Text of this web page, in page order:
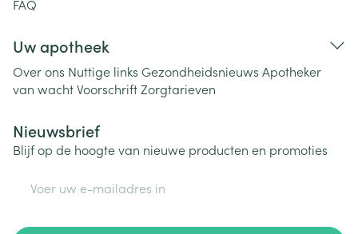
FAQ
Uw apotheek
Over ons Nuttige links Gezondheidsnieuws Apotheker
van wachtVoorschriftZorgtarieven
Nieuwsbrief
Blijf op de hoogte van nieuwe producten en promoties